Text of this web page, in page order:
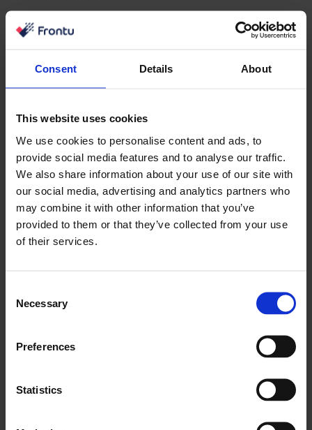
Consent Details About
This website uses cookies
We use cookies to personalise content and ads, to
provide social media features and to analyse our traffic.
We also share information about your use of our site with
our social media, advertising and analytics partners who
may combine it with other information that you’ve
provided to them or that they’ve collected from your use
of their services.
Selection
Necessary
Preferences
Statistics
“ElectroDroid PRO”
– 3,99
skaičiavimus, remdamasis informaciniais dokumentais
arba rankiniu būdu? Klaidų rizika yra labai didelė ir tai
užima daug laiko.
Laimei, elektrikams to daryti nebereikia.
“ElectroDroid
mobilioji programėlė – tai patogus įrankių
rinkinys, į kurį įeina tokios funkcijos kaip:
Galios skaičiuotuvas
Y-Δ transformacija
Reguliuojamas įtampos reguliatorius